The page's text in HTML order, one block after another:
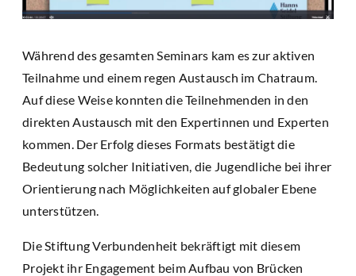
Während des gesamten Seminars kam es zur aktiven
Teilnahme und einem regen Austausch im Chatraum.
Auf diese Weise konnten die Teilnehmenden in den
direkten Austausch mit den Expertinnen und Experten
kommen. Der Erfolg dieses Formats bestätigt die
Bedeutung solcher Initiativen, die Jugendliche bei ihrer
Orientierung nach Möglichkeiten auf globaler Ebene
unterstützen.
Die Stiftung Verbundenheit bekräftigt mit diesem
Projekt ihr Engagement beim Aufbau von Brücken